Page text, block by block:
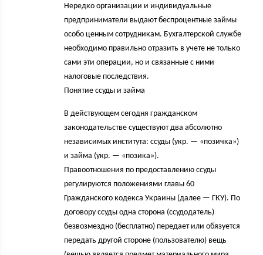
Нередко организации и индивидуальные
предприниматели выдают беспроцентные займы
особо ценным сотрудникам. Бухгалтерской службе
необходимо правильно отразить в учете не только
сами эти операции, но и связанные с ними
налоговые последствия.
Понятие ссуды и займа
В действующем сегодня гражданском
законодательстве существуют два абсолютно
независимых института: ссуды (укр. — «позичка»)
и займа (укр. — «позика»).
Правоотношения по предоставлению ссуды
регулируются положениями главы 60
Гражданского кодекса Украины (далее — ГКУ). По
договору ссуды одна сторона (ссудодатель)
безвозмездно (бесплатно) передает или обязуется
передать другой стороне (пользователю) вещь